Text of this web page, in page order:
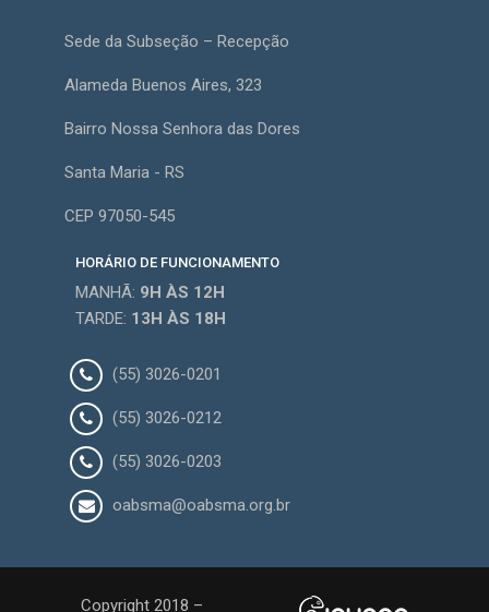
Sede da Subseção – Recepção
Alameda Buenos Aires, 323
Bairro Nossa Senhora das Dores
Santa Maria - RS
CEP 97050-545
HORÁRIO DE FUNCIONAMENTO
MANHÃ: 9H ÀS 12H
TARDE: 13H ÀS 18H
(55) 3026-0201
(55) 3026-0212
(55) 3026-0203
oabsma@oabsma.org.br
Copyright 2018 –